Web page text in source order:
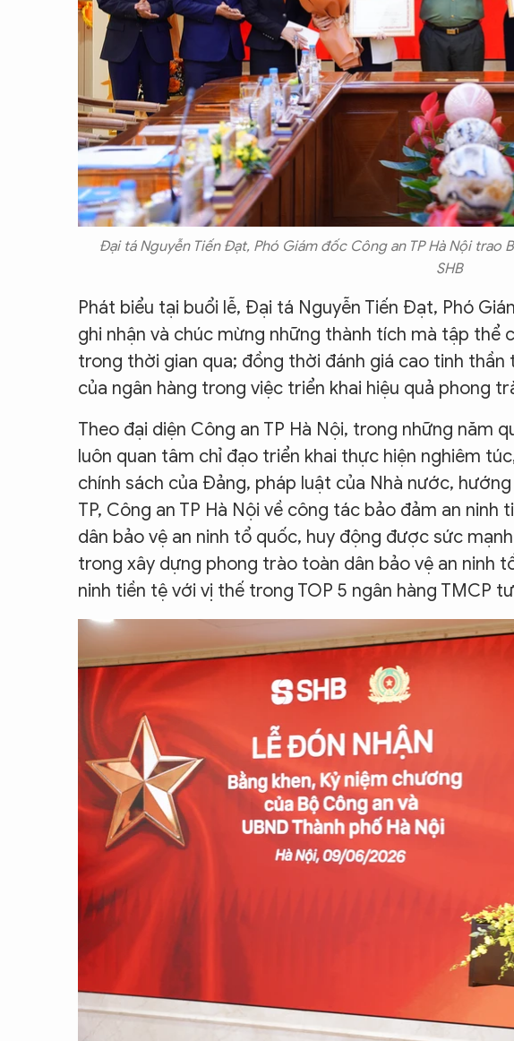
Đại tá Nguyễn Tiến Đạt, Phó Giám đốc Công an TP Hà Nội trao
SHB
Phát biểu tại buổi lễ, Đại tá Nguyễn Tiến Đạt, Phó
ghi nhận và chúc mừng những thành tích mà tập thể
trong thời gian qua; đồng thời đánh giá cao tinh
của ngân hàng trong việc triển khai hiệu quả phong
Theo đại diện Công an TP Hà Nội, trong những năm
luôn quan tâm chỉ đạo triển khai thực hiện nghiêm
chính sách của Đảng, pháp luật của Nhà nước,
TP, Công an TP Hà Nội về công tác bảo đảm an ninh
dân bảo vệ an ninh tổ quốc, huy động được sức
trong xây dựng phong trào toàn dân bảo vệ an ninh
ninh tiền tệ với vị thế trong TOP 5 ngân hàng TMCP